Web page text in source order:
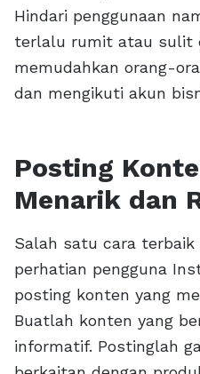
Hindari penggunaan
terlalu rumit atau sulit
memudahkan orang-
dan mengikuti akun
Posting
Menarik dan
Salah satu cara
perhatian pengguna
posting konten yang
Buatlah konten yang
informatif. Postinglah